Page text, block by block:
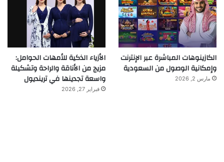
الكازينوهات المباشرة عبر الإنترنت
وإمكانية الوصول من السعودية
مارس 2, 2026
الأزياء الذكية للأمهات الحوامل:
مزيج من الأناقة والراحة وتشكيلة
واسعة تجدينها في ترينديول
فبراير 27, 2026